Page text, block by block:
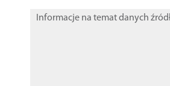
Informacje na temat danych